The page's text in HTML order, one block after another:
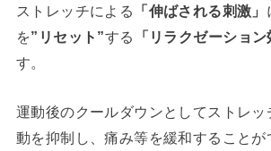
ストレッチによる 「伸ばされる刺激」
を”リセット”する 「リラクゼーション
す。
運動後のクールダウンとしてストレ
動を抑制し、痛み等を緩和すること